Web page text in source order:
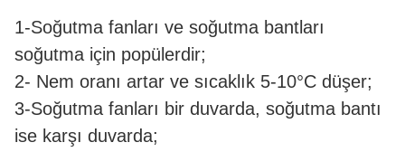
1-Soğutma fanları ve soğutma bantları
soğutma için popülerdir;
2- Nem oranı artar ve sıcaklık 5-10°C düşer;
3-Soğutma fanları bir duvarda, soğutma bantı
ise karşı duvarda;